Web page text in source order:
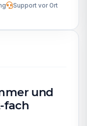
Support vor Ort
und
fach